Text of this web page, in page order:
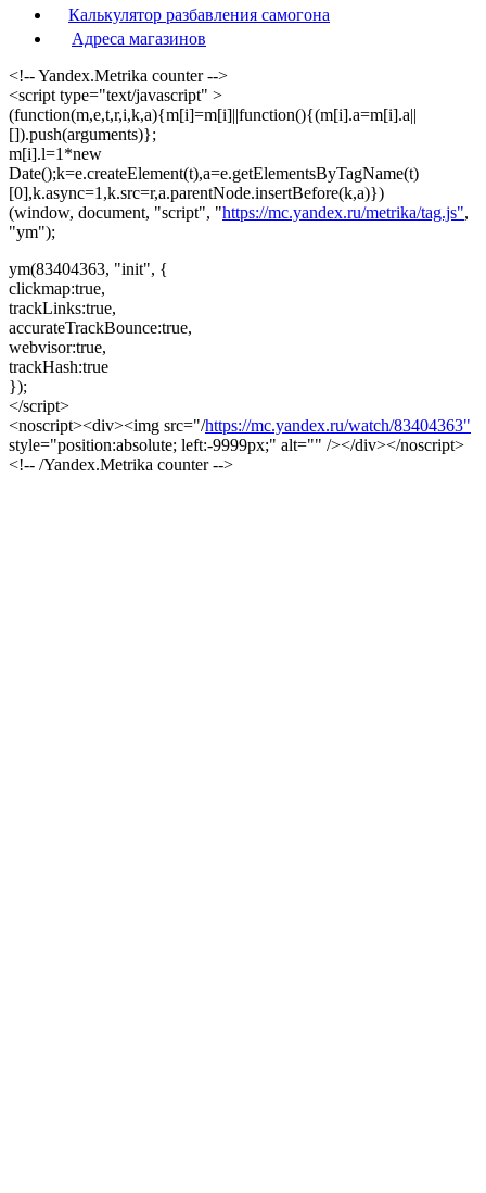
Калькулятор разбавления самогона
Адреса магазинов
<!-- Yandex.Metrika counter -->
<script type="text/javascript" >
(function(m,e,t,r,i,k,a){m[i]=m[i]||function(){(m[i].a=m[i].a||
[]).push(arguments)};
m[i].l=1*new
Date();k=e.createElement(t),a=e.getElementsByTagName(t)
[0],k.async=1,k.src=r,a.parentNode.insertBefore(k,a)})
(window, document, "script", "https://mc.yandex.ru/metrika/tag.js",
"ym");
ym(83404363, "init", {
clickmap:true,
trackLinks:true,
accurateTrackBounce:true,
webvisor:true,
trackHash:true
});
</script>
<noscript><div><img src="/https://mc.yandex.ru/watch/83404363"
style="position:absolute; left:-9999px;" alt="" /></div></noscript>
<!-- /Yandex.Metrika counter -->